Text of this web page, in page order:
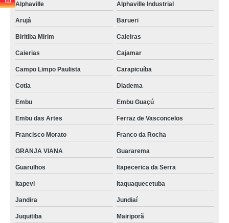
Alphaville Alphaville Industrial
Arujá Barueri
Biritiba Mirim Caieiras
Caierias Cajamar
Campo Limpo Paulista Carapicuíba
Cotia Diadema
Embu Embu Guaçú
Embu das Artes Ferraz de Vasconcelos
Francisco Morato Franco da Rocha
GRANJA VIANA Guararema
Guarulhos Itapecerica da Serra
Itapevi Itaquaquecetuba
Jandira Jundiaí
Juquitiba Mairiporã